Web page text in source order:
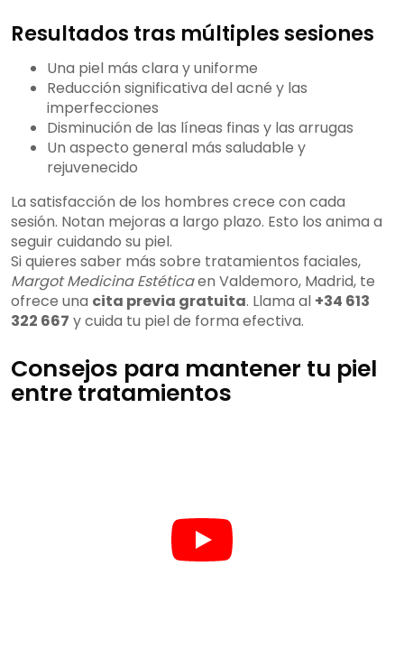
Resultados tras múltiples sesiones
Una piel más clara y uniforme
Reducción significativa del acné y las
imperfecciones
Disminución de las líneas finas y las arrugas
Un aspecto general más saludable y
rejuvenecido
La satisfacción de los hombres crece con cada
sesión. Notan mejoras a largo plazo. Esto los anima a
seguir cuidando su piel.
Si quieres saber más sobre tratamientos faciales,
Margot Medicina Estéticaen Valdemoro, Madrid, te
ofrece una cita previa gratuita. Llama al +34 613
322 667 y cuida tu piel de forma efectiva.
Consejos para mantener tu piel
entre tratamientos